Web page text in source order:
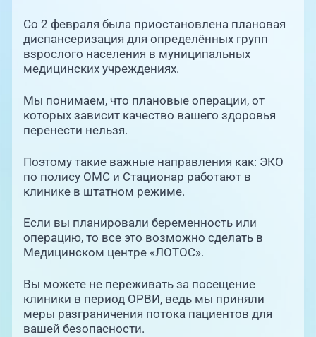
Блог врачей
Новости
Пациентам
PreventAGE
+7 (351) 220-00-03
Центр амбулаторной
онкологической помощи
+7 (7142) 927-003
Справочный телефон для
жителей Казахстана
Со 2 февраля была приостановлена плановая
диспансеризация для определённых групп
взрослого населения в муниципальных
медицинских учреждениях.
Мы понимаем, что плановые операции, от
которых зависит качество вашего здоровья
перенести нельзя.
Поэтому такие важные направления как: ЭКО
по полису ОМС и Стационар работают в
клинике в штатном режиме.
Если вы планировали беременность или
операцию, то все это возможно сделать в
Медицинском центре «ЛОТОС».
Вы можете не переживать за посещение
клиники в период ОРВИ, ведь мы приняли
меры разграничения потока пациентов для
вашей безопасности.